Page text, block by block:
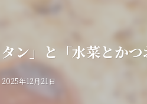
ン」と「水菜とかつ
2025年12月21日